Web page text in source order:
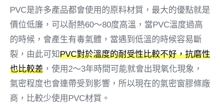
PVC是許多產品都會使用的原料材質，最大的優點就是
價位低廉，可以耐熱60～80度高溫，當PVC溫度過高
的時候，會產生有毒氣體，當遇到低溫的時候容易斷
裂，由此可知PVC對於溫度的耐受性比較不好，抗磨性
也比較差 ，使用2～3年時間可能就會出現氧化現象，
氣密程度也會連帶受到影響，所以現在的氣密窗膠條廠
商，比較少使用PVC材質。